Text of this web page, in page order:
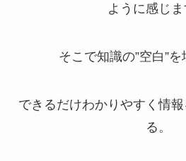
ように感じま
そこで知識の”空白”を
できるだけわかりやすく情
る。